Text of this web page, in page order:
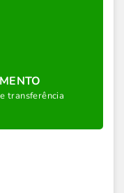
transferência